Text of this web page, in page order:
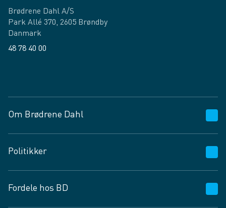
Brødrene Dahl A/S
Park Allé 370, 2605 Brøndby
Danmark
48 78 40 00
Om Brødrene Dahl
Vagttelefon 30 10 89 89
Spørgsmål og svar
Job og karriere
Politikker
Privatlivspolitik
Fordele hos BD